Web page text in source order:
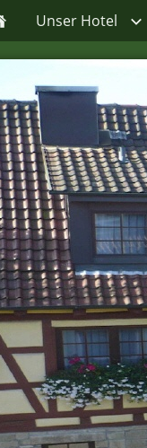
Unser Hotel